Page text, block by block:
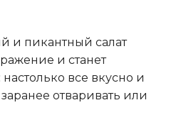
и пикантный салат
и станет
все вкусно и
отваривать или